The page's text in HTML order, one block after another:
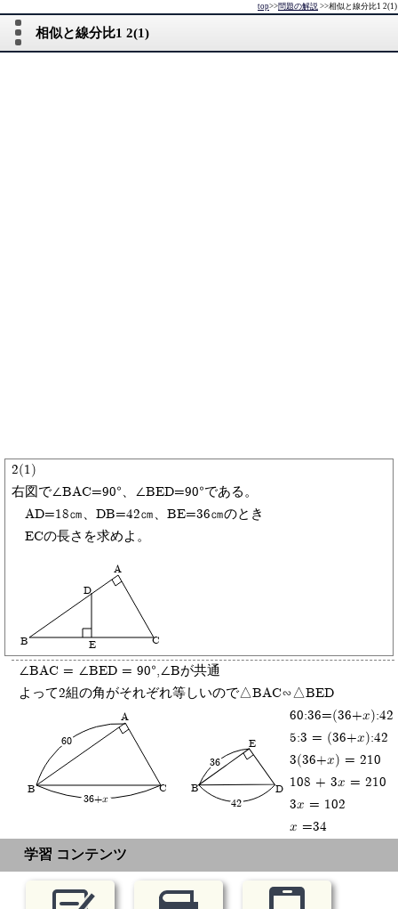
相似と線分比1 2(1)
top>>問題の解説 >>相似と線分比1 2(1)
2(1)
右図で∠BAC=90°、∠BED=90°である。
AD=18㎝、DB=42㎝、BE=36㎝のとき
ECの長さを求めよ。
A
B C
D
E
∠BAC = ∠BED = 90°,∠Bが共通
よって2組の角がそれぞれ等しいので△BAC∽△BED
A
B C D
E
B
42
36
60
36+x
60:36=(36+x):42
5:3 = (36+x):42
3(36+x) = 210
108 + 3x = 210
3x = 102
x =34
学習 コンテンツ